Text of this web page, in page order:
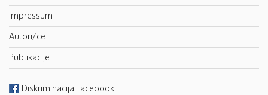
Impressum
Autori/ce
Publikacije
Diskriminacija Facebook